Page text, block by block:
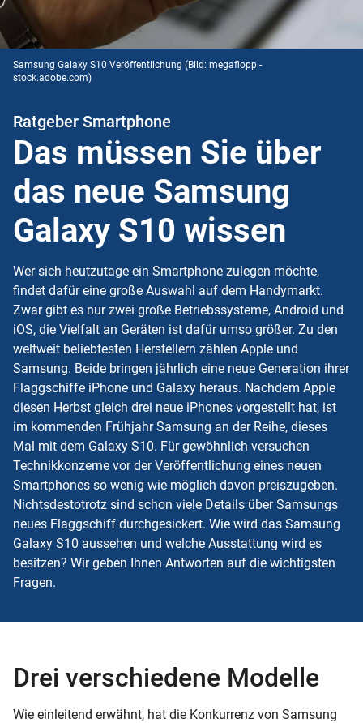
Samsung Galaxy S10 Veröffentlichung (Bild: megaflopp -
stock.adobe.com)
Ratgeber Smartphone
Das müssen Sie über
das neue Samsung
Galaxy S10 wissen
Wer sich heutzutage ein Smartphone zulegen möchte,
findet dafür eine große Auswahl auf dem Handymarkt.
Zwar gibt es nur zwei große Betriebssysteme, Android und
iOS, die Vielfalt an Geräten ist dafür umso größer. Zu den
weltweit beliebtesten Herstellern zählen Apple und
Samsung. Beide bringen jährlich eine neue Generation ihrer
Flaggschiffe iPhone und Galaxy heraus. Nachdem Apple
diesen Herbst gleich drei neue iPhones vorgestellt hat, ist
im kommenden Frühjahr Samsung an der Reihe, dieses
Mal mit dem Galaxy S10. Für gewöhnlich versuchen
Technikkonzerne vor der Veröffentlichung eines neuen
Smartphones so wenig wie möglich davon preiszugeben.
Nichtsdestotrotz sind schon viele Details über Samsungs
neues Flaggschiff durchgesickert. Wie wird das Samsung
Galaxy S10 aussehen und welche Ausstattung wird es
besitzen? Wir geben Ihnen Antworten auf die wichtigsten
Fragen.
Drei verschiedene Modelle
Wie einleitend erwähnt, hat die Konkurrenz von Samsung